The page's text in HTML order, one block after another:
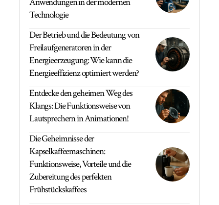
Technologie
Der Betrieb und die Bedeutung von
Freilaufgeneratoren in der
Energieerzeugung: Wie kann die
Energieeffizienz optimiert werden?
Entdecke den geheimen Weg des
Klangs: Die Funktionsweise von
Lautsprechern in Animationen!
Die Geheimnisse der
Kapselkaffeemaschinen:
Funktionsweise, Vorteile und die
Zubereitung des perfekten
Frühstückskaffees